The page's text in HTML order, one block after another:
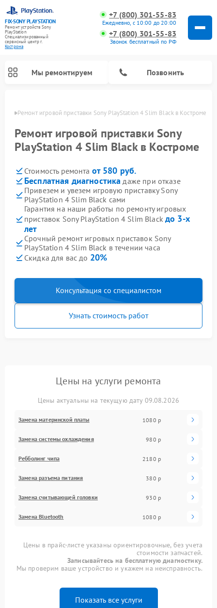
FIX-SONY PLAYSTATION
Ремонт устройств Sony
PlayStation
Специализированный
cервисный центр г.
Кострома
+7 (800) 301-55-83
Ежедневно, с 10:00 до 20:00
+7 (800) 301-55-83
Звонок бесплатный по РФ
Мы ремонтируем Позвонить
Ремонт игровой приставки Sony PlayStation 4 Slim Black в Костроме
Ремонт игровой приставки Sony
PlayStation 4 Slim Black в Костроме
Стоимость ремонта от 580 руб.
Бесплатная диагностика даже при отказе
Привезем и увезем игровую приставку Sony
PlayStation 4 Slim Black сами
Гарантия на наши работы по ремонту игровых
приставок Sony PlayStation 4 Slim Black до 3-х
лет
Срочный ремонт игровых приставок Sony
PlayStation 4 Slim Black в течении часа
Скидка для вас до 20%
Консультация со специалистом
Узнать стоимость работ
Цены на услуги ремонта
Цены актуальны на текущую дату 09.08.2026
Замена материнской платы 1080 р
Замена системы охлаждения 980 р
Ребболинг чипа 2180 р
Замена разъема питания 380 р
Замена считывающей головки 930 р
Замена Bluetooth 1080 р
Цены в прайс-листе указаны ориентировочные, без учета
стоимости запчастей.
Записывайтесь на бесплатную диагностику.
Мы проверим ваше устройство и укажем на неисправность.
Показать все услуги